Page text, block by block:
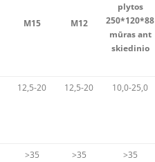
M15 M12
plytos
250*120*88
mūras ant
skiedinio
12,5-20 12,5-20 10,0-25,0
>35 >35 >35